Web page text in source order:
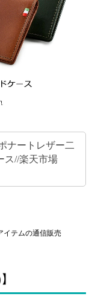
ナートレザー二
ス//楽天市場
イテムの通信販売